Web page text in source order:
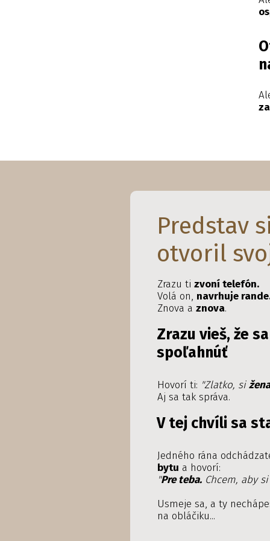
Predstav
otvoril
Zrazu ti zvoní telefón.
Volá on, navrhuje
Znova a znova.
Zrazu vieš, že
spoľahnúť
Hovorí ti: "Zlatko, si
Aj sa tak správa.
V tej chvíli sa
Jedného rána
bytu a hovorí:
"Pre teba.Chcem, aby
Usmeje sa, a ty
na obláčiku...